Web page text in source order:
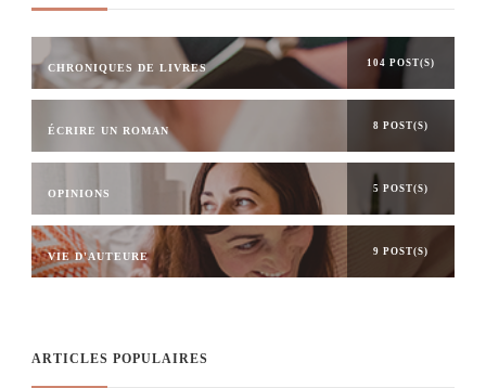
CHRONIQUES DE LIVRES 104 POST(S)
ÉCRIRE UN ROMAN 8 POST(S)
OPINIONS 5 POST(S)
VIE D'AUTEURE 9 POST(S)
ARTICLES POPULAIRES